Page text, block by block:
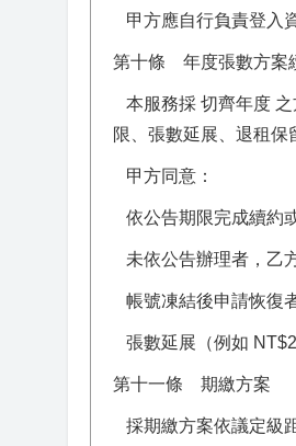
甲方應自行負責登入
第十條 年度張數方案
本服務採 切齊年度
限、張數延展、退租
甲方同意：
依公告期限完成續約
未依公告辦理者，乙
帳號凍結後申請恢復
張數延展（例如
第十一條 期繳方案
採期繳方案依議定級